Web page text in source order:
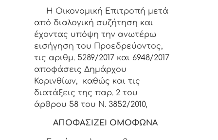
Η Οικονομική Επιτροπή μετά
από διαλογική συζήτηση και
έχοντας υπόψη την ανωτέρω
εισήγηση του Προεδρεύοντος,
τις αριθμ. 5289/2017 και 6948/2017
αποφάσεις Δημάρχου
Κορινθίων, καθώς και τις
διατάξεις της παρ. 2 του
άρθρου 58 του Ν. 3852/2010,
ΑΠΟΦΑΣΙΖΕΙ ΟΜΟΦΩΝΑ